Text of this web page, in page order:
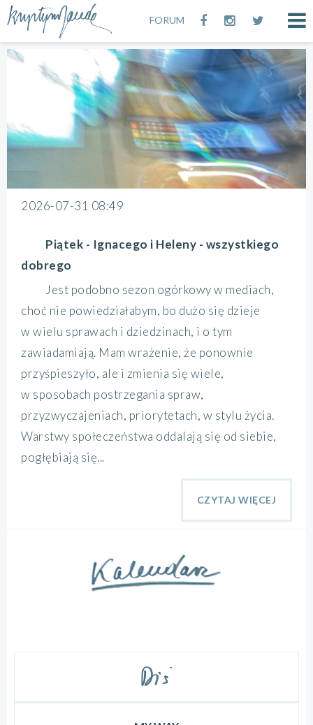
FORUM
2026-07-31 08:49
Piątek - Ignacego i Heleny - wszystkiego
dobrego
Jest podobno sezon ogórkowy w mediach,
choć nie powiedziałabym, bo dużo się dzieje
w wielu sprawach i dziedzinach, i o tym
zawiadamiają. Mam wrażenie, że ponownie
przyśpieszyło, ale i zmienia się wiele,
w sposobach postrzegania spraw,
przyzwyczajeniach, priorytetach, w stylu życia.
Warstwy społeczeństwa oddalają się od siebie,
pogłębiają się...
CZYTAJ WIĘCEJ